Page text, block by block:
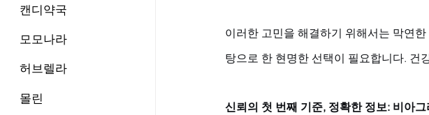
이러한 고민을 해결하기 위해서는 막연
탕으로 한 현명한 선택이 필요합니다. 건
신뢰의 첫 번째 기준, 정확한 정보: 비아
캔디약국
모모나라
허브렐라
몰린